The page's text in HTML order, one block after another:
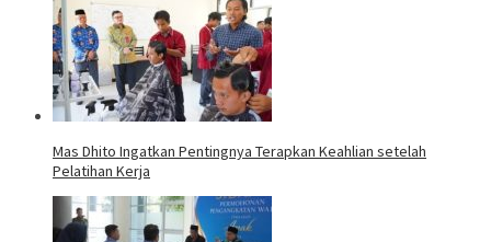
Mas Dhito Ingatkan Pentingnya Terapkan Keahlian setelah
Pelatihan Kerja